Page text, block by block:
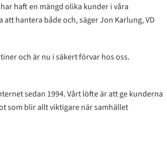
haft en mängd olika kunder i våra
hantera både och, säger Jon Karlung, VD
och är nu i säkert förvar hos oss.
sedan 1994. Vårt löfte är att ge kunderna
som blir allt viktigare när samhället